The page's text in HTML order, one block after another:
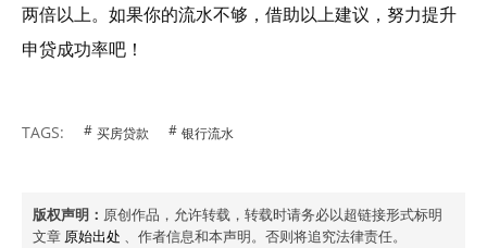
两倍以上。如果你的流水不够，借助以上建议，努力提升
申贷成功率吧！
TAGS: 买房贷款 银行流水
版权声明： 原创作品，允许转载，转载时请务必以超链接形式标明
文章 原始出处 、作者信息和本声明。否则将追究法律责任。